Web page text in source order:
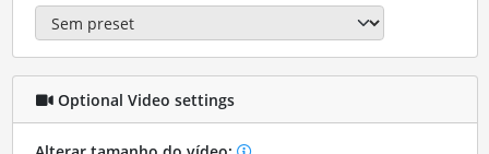
Optional Video settings